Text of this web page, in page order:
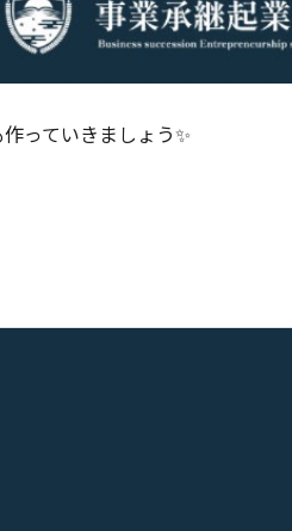
っていきましょう✨